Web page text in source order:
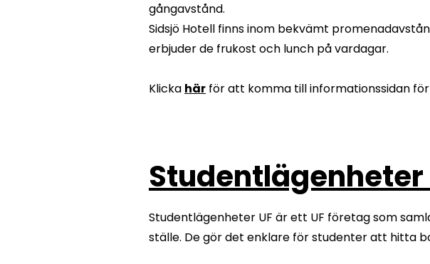
gångavstånd.
Sidsjö Hotell finns inom bekvämt
erbjuder de frukost och lunch på vardagar.
Klicka här för att komma till informationssidan
Studentlägenheter
Studentlägenheter UF är ett UF företag som
ställe. De gör det enklare för studenter att hitta